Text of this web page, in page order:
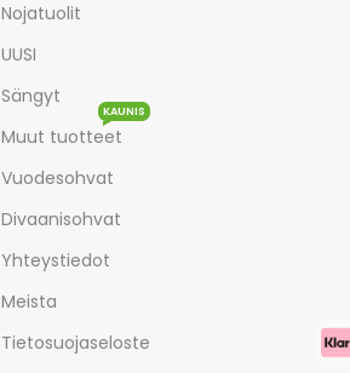
Nojatuolit
UUSI
Sängyt
Muut tuotteet
KAUNIS
Vuodesohvat
Divaanisohvat
Yhteystiedot
Meista
Tietosuojaseloste